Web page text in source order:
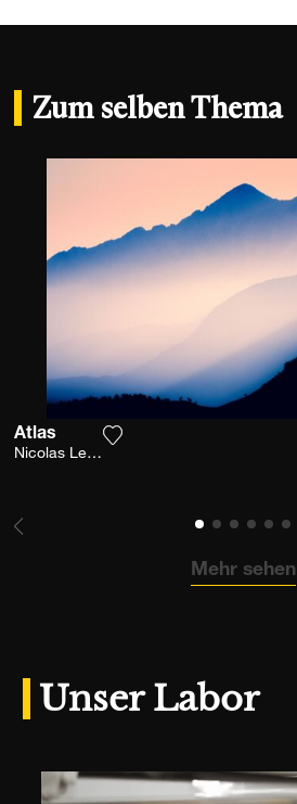
Zum selben Thema
Atlas
Nicolas Leconte
Mehr sehen
Unser Labor